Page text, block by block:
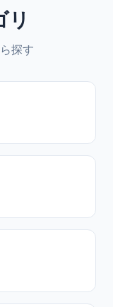
探す